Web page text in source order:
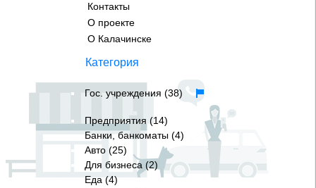
Контакты
О проекте
О Калачинске
Категория
Гос. учреждения (38)
Предприятия (14)
Банки, банкоматы (4)
Авто (25)
Для бизнеса (2)
Еда (4)